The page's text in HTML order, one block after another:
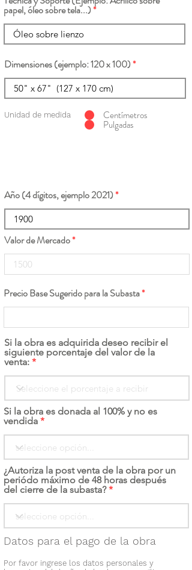
papel, óleo sobre tela...)
Dimensiones (ejemplo: 120 x 100)
Unidad de medida Centímetros
Pulgadas
Año (4 dígitos, ejemplo 2021)
Valor de Mercado
Precio Base Sugerido para la Subasta
Si la obra es adquirida deseo recibir el
siguiente porcentaje del valor de la
venta:
Si la obra es donada al 100% y no es
vendida
¿Autoriza la post venta de la obra por un
periódo máximo de 48 horas después
del cierre de la subasta?
Datos para el pago de la obra
Por favor ingrese los datos personales y